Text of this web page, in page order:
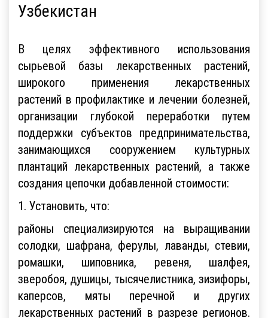
Узбекистан
В целях эффективного использования
сырьевой базы лекарственных растений,
широкого применения лекарственных
растений в профилактике и лечении болезней,
организации глубокой переработки путем
поддержки субъектов предпринимательства,
занимающихся сооружением культурных
плантаций лекарственных растений, а также
создания цепочки добавленной стоимости:
1. Установить, что:
районы специализируются на выращивании
солодки, шафрана, ферулы, лаванды, стевии,
ромашки, шиповника, ревеня, шалфея,
зверобоя, душицы, тысячелистника, зизифоры,
каперсов, мяты перечной и других
лекарственных растений в разрезе регионов.